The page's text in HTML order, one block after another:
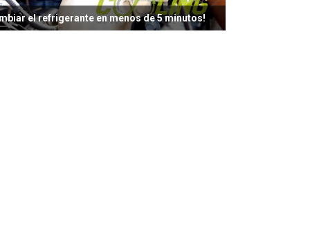
el refrigerante en menos de 5 minutos!